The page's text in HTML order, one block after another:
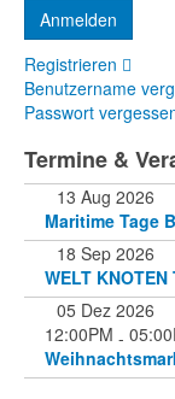
Registrieren
Benutzername
Passwort
Termine &
13 Aug 2026
Maritime Tage
18 Sep 2026
WELT KNOTEN
05 Dez 2026
12:00PM -